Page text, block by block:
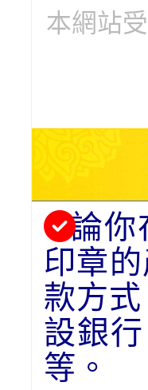
本網站
論你
印章
款方
設銀
等。